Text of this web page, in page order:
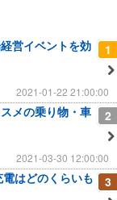
1
営イベントを効
2021-01-22 21:00:00
2
メの乗り物・車
2021-03-30 12:00:00
3
はどのくらいも